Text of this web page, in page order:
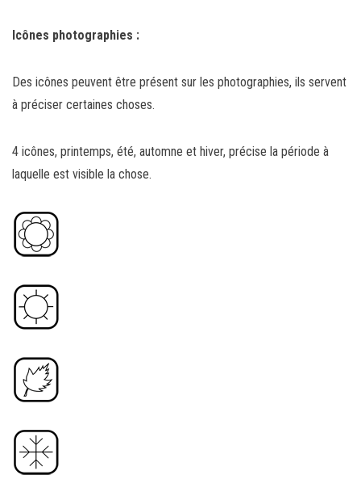
Icônes photographies :
Des icônes peuvent être présent sur les photographies, ils servent
à préciser certaines choses.
4 icônes, printemps, été, automne et hiver, précise la période à
laquelle est visible la chose.